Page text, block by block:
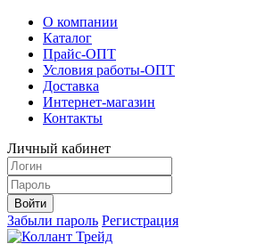
О компании
Каталог
Прайс-ОПТ
Условия работы-ОПТ
Доставка
Интернет-магазин
Контакты
Личный кабинет
Забыли пароль Регистрация